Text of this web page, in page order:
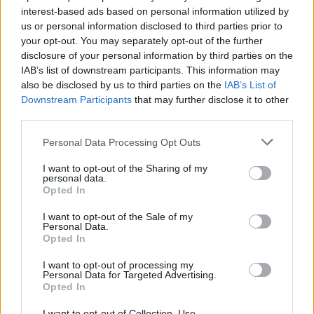
interest-based ads based on personal information utilized by
us or personal information disclosed to third parties prior to
your opt-out. You may separately opt-out of the further
disclosure of your personal information by third parties on the
IAB’s list of downstream participants. This information may
also be disclosed by us to third parties on the IAB’s List of
Downstream Participants that may further disclose it to other
Personal Data Processing Opt Outs
I want to opt-out of the Sharing of my
personal data.
Opted In
I want to opt-out of the Sale of my
Personal Data.
Opted In
I want to opt-out of processing my
Personal Data for Targeted Advertising.
Opted In
ДОКТОР ИМ „ИЗМИСЛИЛ“
ПОВРЕДИ НА ПЕТМИНА
ИЗМАМНИЦИ ВО НЕПОСТОЕЧКА
СООБРАЌАЈКА
НАЈЧИТАНИ ВО ПОСЛЕДНИ 7 ДЕНА
Ахмети кажа што го мачи:
СЛУШАМ, САКААТ ДА СЕ СУДИ
ЗА ВОЕНИТЕ ЗЛОСТРОСТВА НА
МАКЕДОНЦИТЕ ВО СРБИЈА:
ДЕМОЛИРАЊЕ НА ФИЛИПЧЕ:
Мицкоски откри дека
ништо, освен за кеш
ПРЕДУПРЕДЕНИ СЕ: „Бугарија